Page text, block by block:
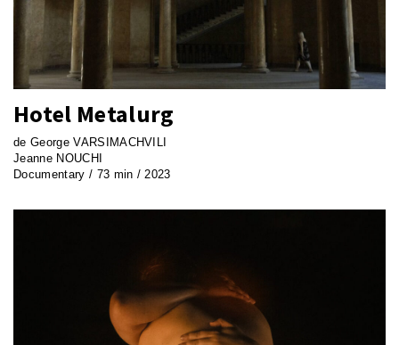
Hotel Metalurg
de George VARSIMACHVILI
Jeanne NOUCHI
Documentary / 73 min / 2023